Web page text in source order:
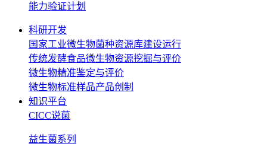
能力验证计划
科研开发
国家工业微生物菌种资源库建设运行
传统发酵食品微生物资源挖掘与评价
微生物精准鉴定与评价
微生物标准样品产品创制
知识平台
CICC说菌
益生菌系列